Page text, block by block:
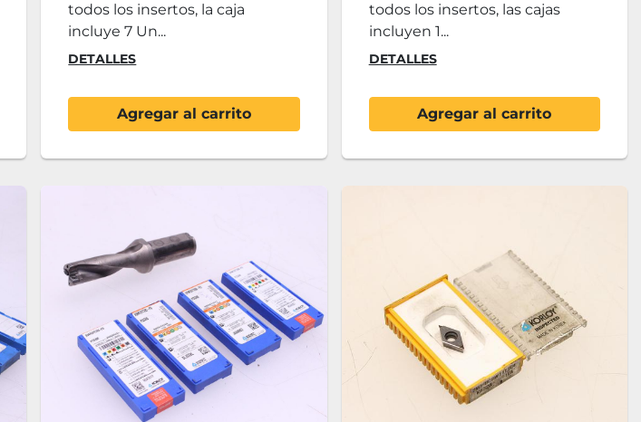
todos los insertos, la caja
incluye 7 Un...
DETALLES
Agregar al carrito
todos los insertos, las cajas
incluyen 1...
DETALLES
Agregar al carrito